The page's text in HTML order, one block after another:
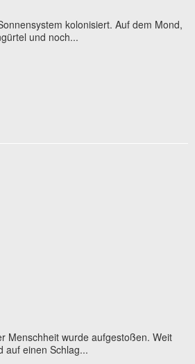
kolonisiert. Auf dem Mond,
und noch...
Menschheit wurde aufgestoßen. Weit
auf einen Schlag...